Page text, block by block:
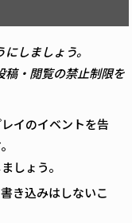
しましょう。
稿・閲覧の禁止制限を
イのイベントを告
しょう。
き込みはしないこ